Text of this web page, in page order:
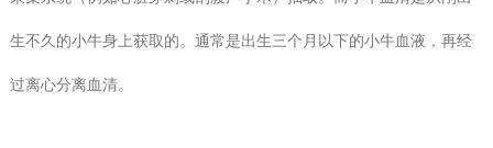
生不久的小牛身上获取的。通常是出生三个月以下的小牛血液，再经
过离心分离血清。